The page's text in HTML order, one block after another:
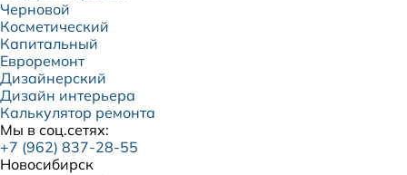
Черновой
Косметический
Капитальный
Евроремонт
Дизайнерский
Дизайн интерьера
Калькулятор ремонта
Мы в соц.сетях:
+7 (962) 837-28-55
Новосибирск